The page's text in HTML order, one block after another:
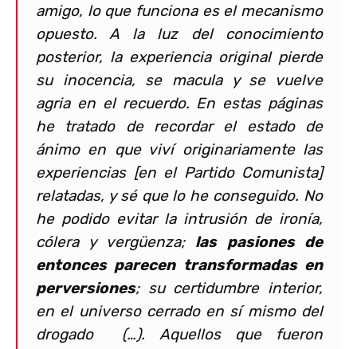
amigo, lo que funciona es el mecanismo
opuesto. A la luz del conocimiento
posterior, la experiencia original pierde
su inocencia, se macula y se vuelve
agria en el recuerdo. En estas páginas
he tratado de recordar el estado de
ánimo en que viví originariamente las
experiencias [en el Partido Comunista]
relatadas, y sé que lo he conseguido. No
he podido evitar la intrusión de ironía,
cólera y vergüenza; las pasiones de
entonces parecen transformadas en
perversiones; su certidumbre interior,
en el universo cerrado en sí mismo del
drogado (…). Aquellos que fueron